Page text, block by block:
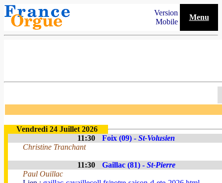
Version
Mobile
Menu
Vendredi 24 Juillet 2026
11:30
Foix (09) - St-Volusien
Christine Tranchant
11:30 Gaillac (81) - St-Pierre
Paul Ouillac